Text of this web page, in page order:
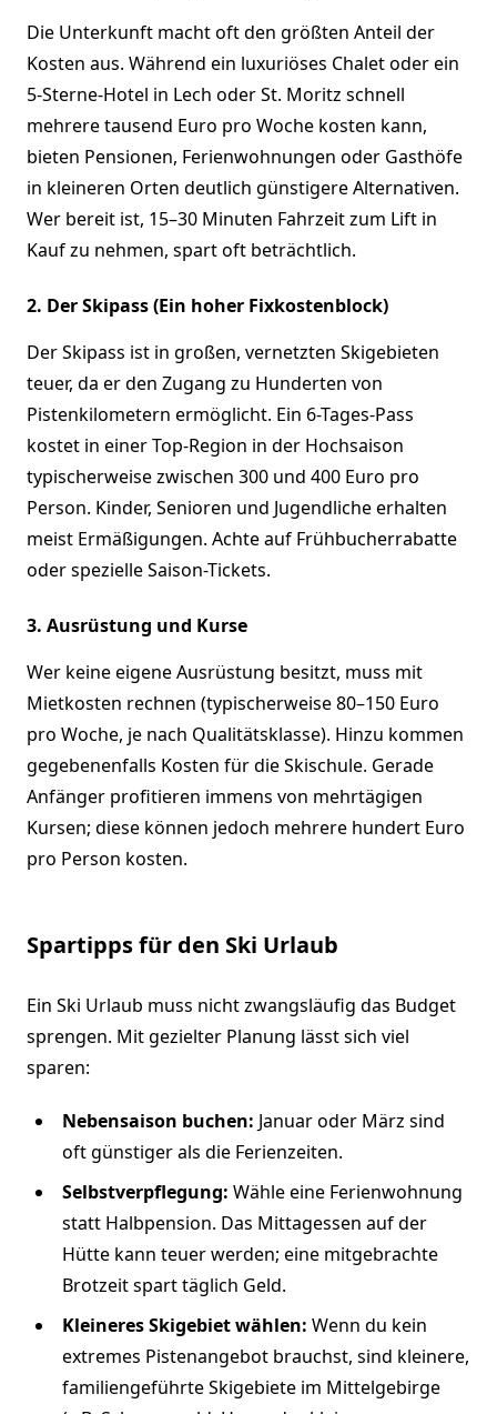
Die Unterkunft macht oft den größten Anteil der
Kosten aus. Während ein luxuriöses Chalet oder ein
5-Sterne-Hotel in Lech oder St. Moritz schnell
mehrere tausend Euro pro Woche kosten kann,
bieten Pensionen, Ferienwohnungen oder Gasthöfe
in kleineren Orten deutlich günstigere Alternativen.
Wer bereit ist, 15–30 Minuten Fahrzeit zum Lift in
Kauf zu nehmen, spart oft beträchtlich.
2. Der Skipass (Ein hoher Fixkostenblock)
Der Skipass ist in großen, vernetzten Skigebieten
teuer, da er den Zugang zu Hunderten von
Pistenkilometern ermöglicht. Ein 6-Tages-Pass
kostet in einer Top-Region in der Hochsaison
typischerweise zwischen 300 und 400 Euro pro
Person. Kinder, Senioren und Jugendliche erhalten
meist Ermäßigungen. Achte auf Frühbucherrabatte
oder spezielle Saison-Tickets.
3. Ausrüstung und Kurse
Wer keine eigene Ausrüstung besitzt, muss mit
Mietkosten rechnen (typischerweise 80–150 Euro
pro Woche, je nach Qualitätsklasse). Hinzu kommen
gegebenenfalls Kosten für die Skischule. Gerade
Anfänger profitieren immens von mehrtägigen
Kursen; diese können jedoch mehrere hundert Euro
pro Person kosten.
Spartipps für den Ski Urlaub
Ein Ski Urlaub muss nicht zwangsläufig das Budget
sprengen. Mit gezielter Planung lässt sich viel
sparen:
Nebensaison buchen: Januar oder März sind
oft günstiger als die Ferienzeiten.
Selbstverpflegung: Wähle eine Ferienwohnung
statt Halbpension. Das Mittagessen auf der
Hütte kann teuer werden; eine mitgebrachte
Brotzeit spart täglich Geld.
Kleineres Skigebiet wählen: Wenn du kein
extremes Pistenangebot brauchst, sind kleinere,
familiengeführte Skigebiete im Mittelgebirge